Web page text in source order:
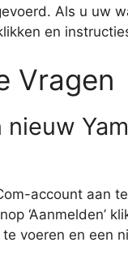
Als u uw
en
Vragen
nieuw
account aan
‘Aanmelden’
voeren en een